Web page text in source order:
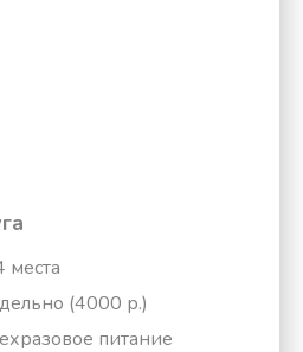
места
(4000 р.)
питание